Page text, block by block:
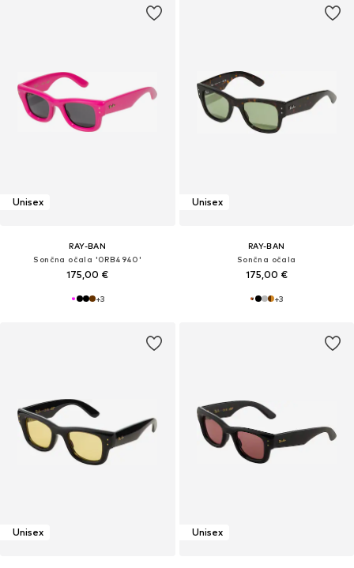
Unisex
RAY-BAN
Sončna očala '0RB4940'
175,00 €
+3
Unisex
RAY-BAN
Sončna očala
175,00 €
+3
Unisex Unisex